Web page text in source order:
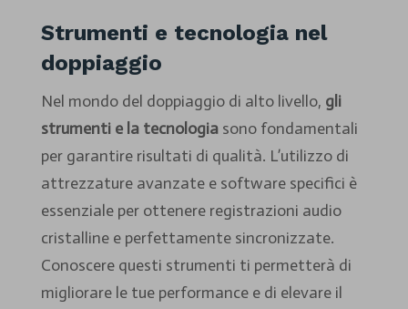
Strumenti e tecnologia nel
doppiaggio
Nel mondo del doppiaggio di alto livello, gli
strumenti e la tecnologiasono fondamentali
per garantire risultati di qualità. L’utilizzo di
attrezzature avanzate e software specifici è
essenziale per ottenere registrazioni audio
cristalline e perfettamente sincronizzate.
Conoscere questi strumenti ti permetterà di
migliorare le tue performance e di elevare il